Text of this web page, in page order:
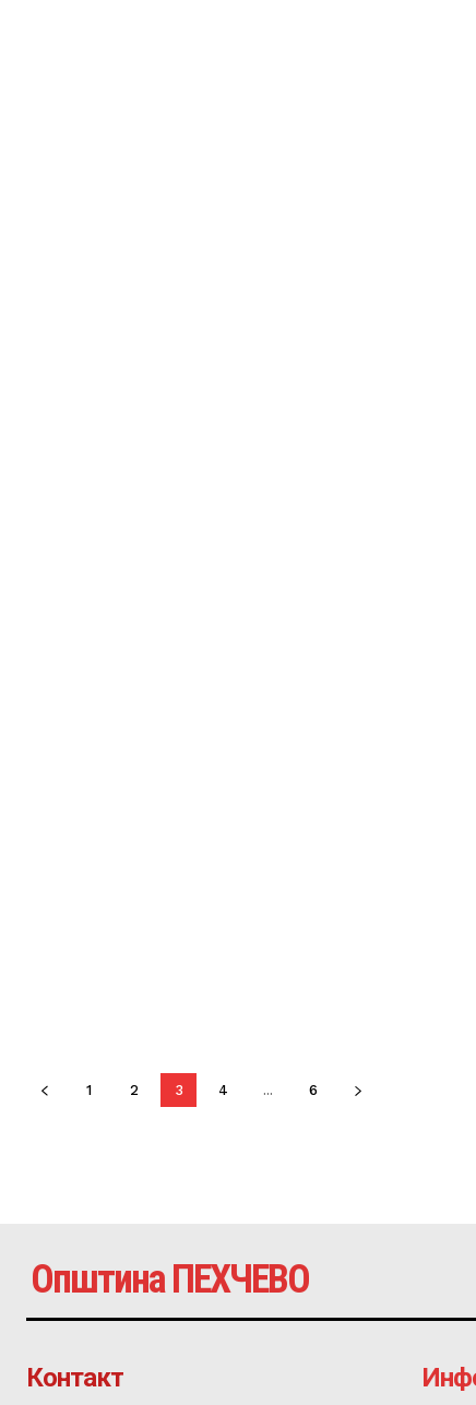
1 2 3 4 ... 6
Општина ПЕХЧЕВО
Контакт